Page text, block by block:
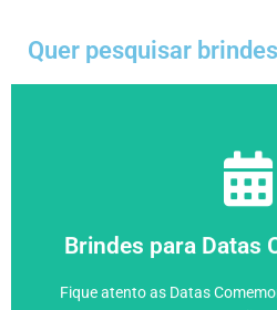
Quer pesquisar
Brindes para Datas
Fique atento as Datas
Descontos e
Quer estar atualizado com as
Clique aqui